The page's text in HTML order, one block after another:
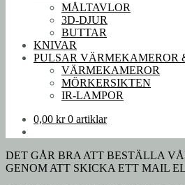
MÅLTAVLOR
3D-DJUR
BUTTAR
KNIVAR
PULSAR VÄRMEKAMEROR
VÄRMEKAMEROR
MÖRKERSIKTEN
IR-LAMPOR
0,00 kr 0 artiklar
DET GÅR BRA ATT BESTÄLLA
GENOM ATT SKICKA ETT MAIL